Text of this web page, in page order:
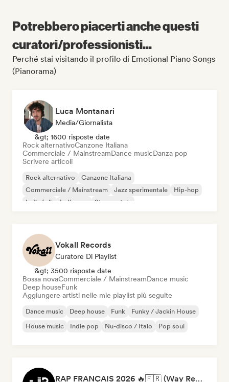
Potrebbero piacerti anche questi
curatori/professionisti...
Perché stai visitando il profilo di Emotional Piano Songs
(Pianorama)
Luca Montanari
Media/Giornalista
&gt; 1600 risposte date
Rock alternativoCanzone Italiana
Commerciale / MainstreamDance musicDanza pop
Scrivere articoli
Rock alternativo
Canzone Italiana
Commerciale / Mainstream
Jazz sperimentale
Hip-hop
Indie folk
Indie pop Strumentale
Vokall Records
Curatore Di Playlist
&gt; 3500 risposte date
Bossa novaCommerciale / MainstreamDance music
Deep houseFunk
Aggiungere artisti nelle mie playlist più seguite
Dance music Deep house Funk
Funky / Jackin House
House music
Indie pop Nu-disco / Italo Pop soul
RAP FRANÇAIS 2026 🔥🇫🇷 (Way Records)